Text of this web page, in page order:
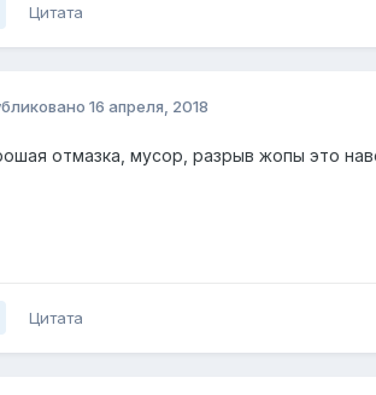
Цитата
16 апреля, 2018
отмазка, мусор, разрыв жопы это
Цитата